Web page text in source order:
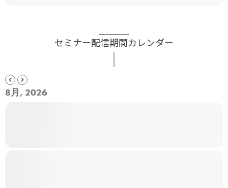
セミナー配信期間カレンダー
8月, 2026